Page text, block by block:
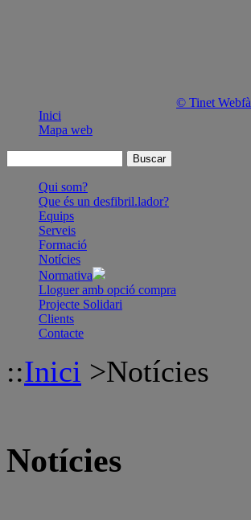
Inici
Mapa web
Qui som?
Que és un desfibril.lador?
Equips
Serveis
Formació
Notícies
Normativa
Lloguer amb opció compra
Projecte Solidari
Clients
Contacte
::Inici >Notícies
Notícies
© Tinet